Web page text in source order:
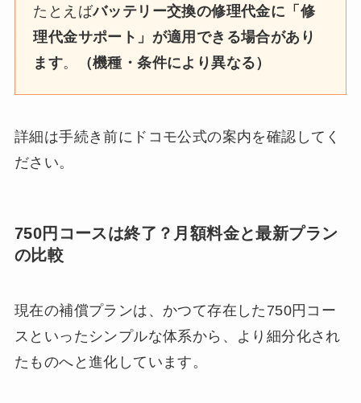
たとえばバッテリー交換の修理代金に「修
理代金サポート」が適用できる場合があり
ます。 （機種・条件により異なる）
詳細は手続き前にドコモ公式の案内を確認してく
ださい。
750円コースは終了？月額料金と最新プラン
の比較
現在の補償プランは、かつて存在した750円コー
スといったシンプルな体系から、より細分化され
たものへと進化しています。